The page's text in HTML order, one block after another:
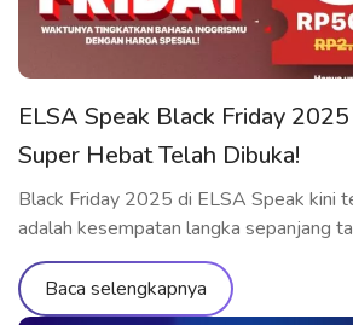
ELSA Speak Black Friday
Super Hebat Telah Dibuka!
Black Friday 2025 di ELSA Speak kini
adalah kesempatan langka sepanjang
memperoleh paket belajar ELSA
dengan harga diskon yang belum pernah
Jangan lewatkan kesempatan untuk
Baca selengkapnya